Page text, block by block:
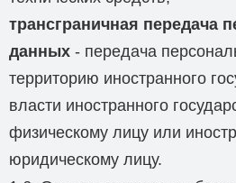
трансграничная передача
данных - передача
территорию иностранного
власти иностранного
физическому лицу или
юридическому лицу.